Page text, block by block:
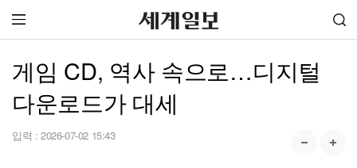
게임 CD, 역사 속으로…디지털
다운로드가 대세
입력 : 2026-07-02 15:43